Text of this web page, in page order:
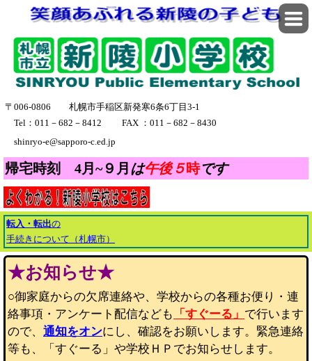
〒006-0806 札幌市手稲区新発寒6条6丁目3-1
Tel：011－682－8412 FAX ：011－682－8430
shinryo-e@sapporo-c.ed.jp
帰宅時刻 4月~９月 は午後５時です
転入・転出の
手続きについて （札幌市）
★お知らせ★
○御家庭からの欠席連絡や、学校からの各種お便り・連
絡事項・アンケート配信なども
「す ぐーる」 で行います
ので、 通知をオンにし、確認をお願いします。緊急連絡
等も、「すぐーる」や学校ＨＰでお知らせします。